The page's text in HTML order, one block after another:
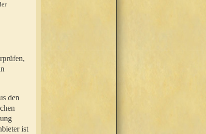
den
ist